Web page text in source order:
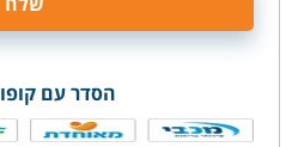
הסדר עם